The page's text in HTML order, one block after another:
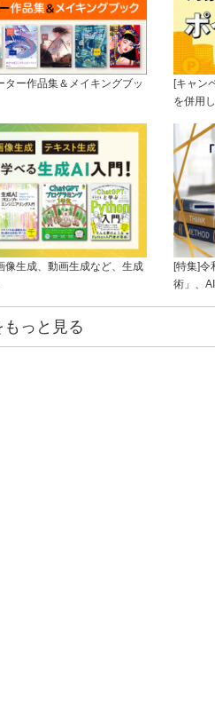
ター作品集＆メイキングブッ
[キャン
を併用
像生成、動画生成など、生成
[特集]
術」、
っと見る